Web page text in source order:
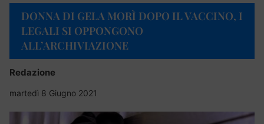
DONNA DI GELA MORÌ DOPO IL VACCINO, I
LEGALI SI OPPONGONO
ALL’ARCHIVIAZIONE
Redazione
martedì 8 Giugno 2021